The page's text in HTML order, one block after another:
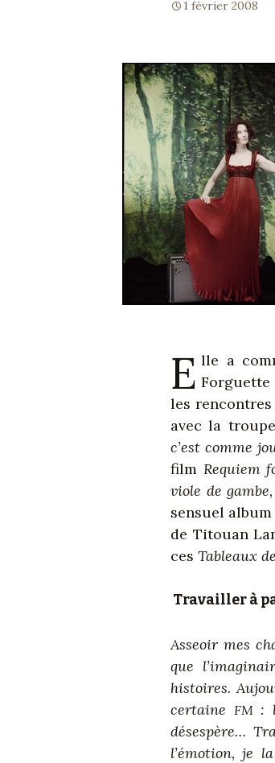
1 février 2008
E lle a
les
avec la
c’est comme
film Requiem
viole de
sensuel
de Titouan
ces Tableaux
Travailler à
Asseoir mes
que
histoires.
certaine FM :
désespère…
l’émotion, je